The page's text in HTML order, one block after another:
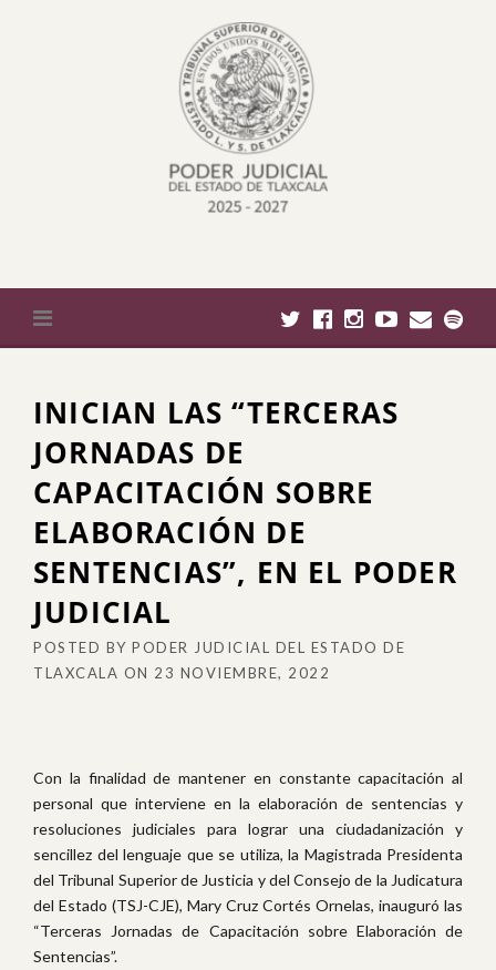
INICIAN LAS “TERCERAS
JORNADAS DE
CAPACITACIÓN SOBRE
ELABORACIÓN DE
SENTENCIAS”, EN EL PODER
JUDICIAL
POSTED BY PODER JUDICIAL DEL ESTADO DE
TLAXCALA ON 23 NOVIEMBRE, 2022
Con la finalidad de mantener en constante capacitación al
personal que interviene en la elaboración de sentencias y
resoluciones judiciales para lograr una ciudadanización y
sencillez del lenguaje que se utiliza, la Magistrada Presidenta
del Tribunal Superior de Justicia y del Consejo de la Judicatura
del Estado (TSJ-CJE), Mary Cruz Cortés Ornelas, inauguró las
“Terceras Jornadas de Capacitación sobre Elaboración de
Sentencias”.